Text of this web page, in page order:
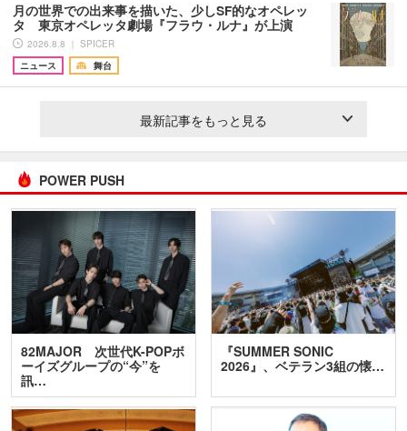
月の世界での出来事を描いた、少しSF的なオペレッ
タ 東京オペレッタ劇場『フラウ・ルナ』が上演
2026.8.8 ｜ SPICER
ニュース
舞台
最新記事をもっと見る
POWER PUSH
82MAJOR 次世代K-POPボ
ーイズグループの“今”を
訊…
『SUMMER SONIC
2026』、ベテラン3組の懐…